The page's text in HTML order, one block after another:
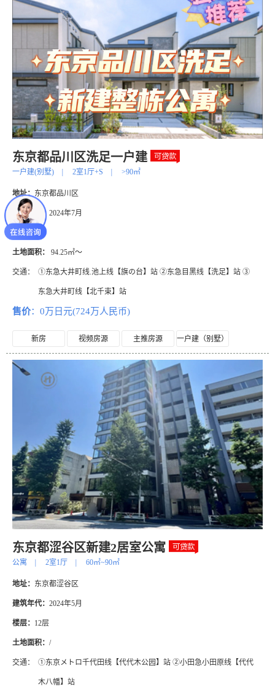
东京都品川区洗足一户建
一户建(别墅) | 2室1厅+S | >90㎡
地址： 东京都品川区
建筑年代： 2024年7月
楼层：2层
土地面积： 94.25㎡～
交通： ①东急大井町线.池上线【旗の台】站 ②东急目黑线【洗足】站 ③
东急大井町线【北千束】站
售价：0万日元(724万人民币)
新房 视频房源 主推房源 一户建（别墅）
东京都涩谷区新建2居室公寓
公寓 | 2室1厅 | 60㎡~90㎡
地址： 东京都涩谷区
建筑年代： 2024年5月
楼层： 12层
土地面积： /
交通： ①东京メトロ千代田线【代代木公园】站 ②小田急小田原线【代代
木八幡】站